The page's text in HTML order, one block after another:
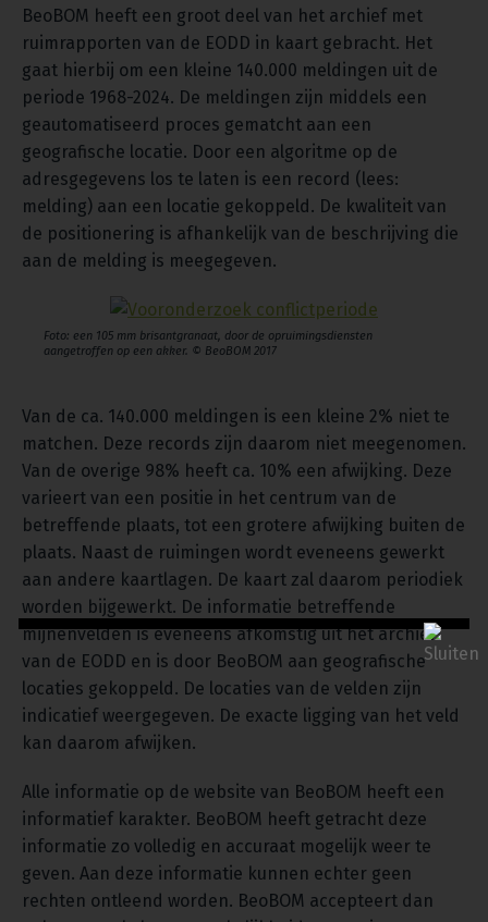
BeoBOM heeft een groot deel van het archief met
ruimrapporten van de EODD in kaart gebracht. Het
gaat hierbij om een kleine 140.000 meldingen uit de
periode 1968-2024. De meldingen zijn middels een
geautomatiseerd proces gematcht aan een
geografische locatie. Door een algoritme op de
adresgegevens los te laten is een record (lees:
melding) aan een locatie gekoppeld. De kwaliteit van
de positionering is afhankelijk van de beschrijving die
aan de melding is meegegeven.
Foto: een 105 mm brisantgranaat, door de opruimingsdiensten
aangetroffen op een akker. © BeoBOM 2017
Van de ca. 140.000 meldingen is een kleine 2% niet te
matchen. Deze records zijn daarom niet meegenomen.
Van de overige 98% heeft ca. 10% een afwijking. Deze
varieert van een positie in het centrum van de
betreffende plaats, tot een grotere afwijking buiten de
plaats. Naast de ruimingen wordt eveneens gewerkt
aan andere kaartlagen. De kaart zal daarom periodiek
worden bijgewerkt. De informatie betreffende
mijnenvelden is eveneens afkomstig uit het archief
van de EODD en is door BeoBOM aan geografische
locaties gekoppeld. De locaties van de velden zijn
indicatief weergegeven. De exacte ligging van het veld
kan daarom afwijken.
Alle informatie op de website van BeoBOM heeft een
informatief karakter. BeoBOM heeft getracht deze
informatie zo volledig en accuraat mogelijk weer te
geven. Aan deze informatie kunnen echter geen
rechten ontleend worden. BeoBOM accepteert dan